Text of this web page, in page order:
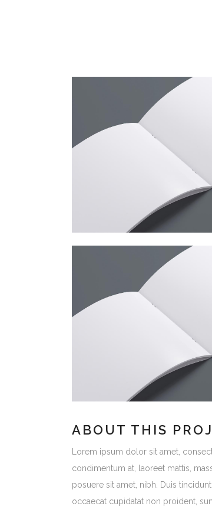
ABOUT THIS
Lorem ipsum dolor sit amet,
condimentum at, laoreet mattis,
posuere sit amet, nibh. Duis
occaecat cupidatat non proident,